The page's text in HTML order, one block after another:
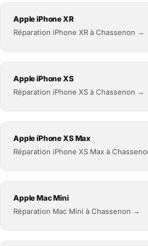
Apple iPhone XR
Réparation iPhone XR à Chassenon →
Apple iPhone XS
Réparation iPhone XS à Chassenon →
Apple iPhone XS Max
Réparation iPhone XS Max à
Apple Mac Mini
Réparation Mac Mini à Chassenon →